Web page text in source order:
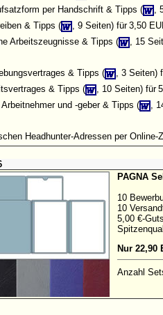
per Handschrift & Tipps ( ,
& Tipps (
, 9 Seiten) für 3,50
Arbeitszeugnisse & Tipps (
, 15
& Tipps ( , 3 Seiten)
& Tipps (
, 10 Seiten) für
und -geber & Tipps (
,
Headhunter-Adressen per Online-
PAGNA
10
10
5,00 €-
Nur 22,90
Anzahl